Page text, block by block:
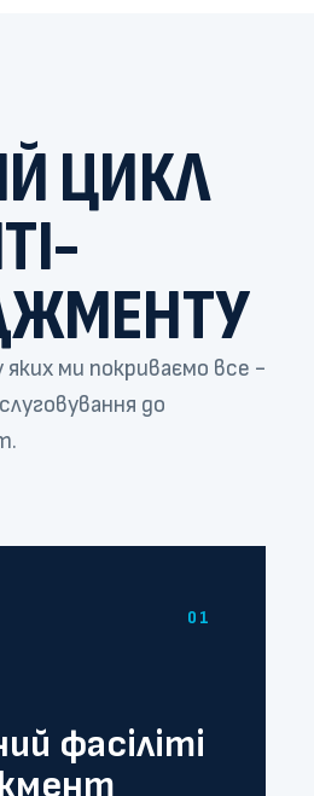
ЦИКЛ
яких ми покриваємо все -
до
01
фасіліті